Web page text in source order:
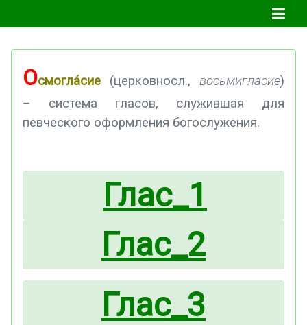
Осмогла́сие (церковносл., восьмигласие)
– система гласов, служившая для
певческого оформления богослужения.
Глас_1
Глас_2
Глас_3